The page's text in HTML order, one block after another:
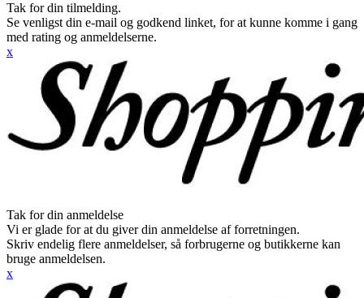
Tak for din tilmelding.
Se venligst din e-mail og godkend linket, for at kunne komme i gang
med rating og anmeldelserne.
x
Tak for din anmeldelse
Vi er glade for at du giver din anmeldelse af forretningen.
Skriv endelig flere anmeldelser, så forbrugerne og butikkerne kan
bruge anmeldelsen.
x